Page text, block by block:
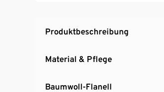
Produktbeschreibung
Material & Pflege
Baumwoll-Flanell